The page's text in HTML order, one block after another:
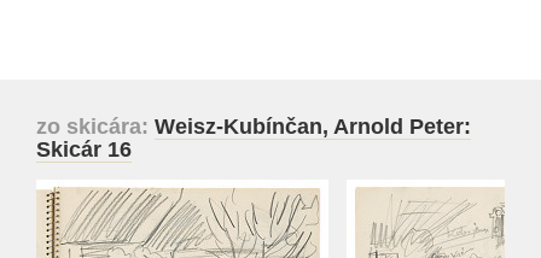
zo skicára: Weisz-Kubínčan, Arnold Peter:
Skicár 16